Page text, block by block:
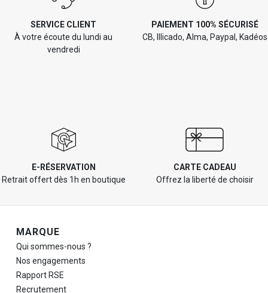
SERVICE CLIENT
À votre écoute du lundi au
vendredi
PAIEMENT 100% SÉCURISÉ
CB, Illicado, Alma, Paypal, Kadéos
E-RÉSERVATION
Retrait offert dès 1h en boutique
CARTE CADEAU
Offrez la liberté de choisir
Navigation de pied de page
MARQUE
Qui sommes-nous ?
Nos engagements
Rapport RSE
Recrutement